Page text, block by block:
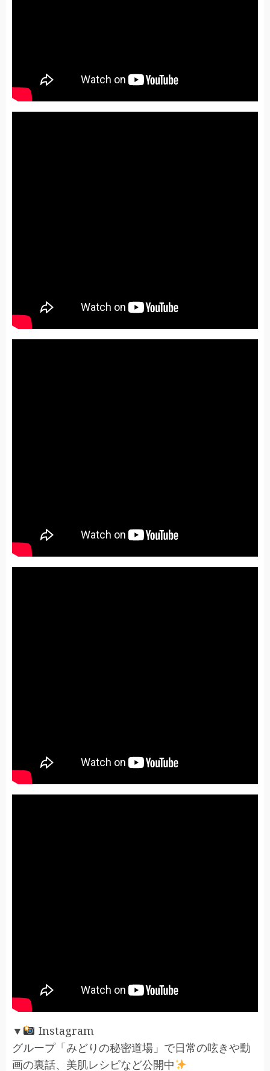
▼
Instagram
グループ「みどりの秘密道場」で日常の呟きや動
画の裏話、美肌レシピなど公開中